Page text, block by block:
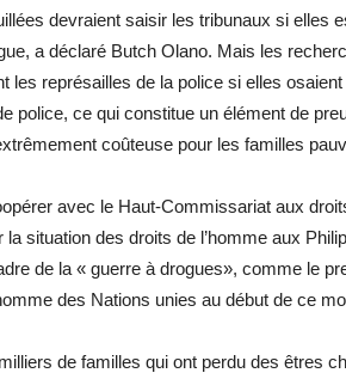
devraient saisir les tribunaux si elles
a déclaré Butch Olano. Mais les
les représailles de la police si elles osaient
police, ce qui constitue un élément de
coûteuse pour les familles
avec le Haut-Commissariat aux
situation des droits de l’homme aux
de la « guerre à drogues», comme le
des Nations unies au début de ce
de familles qui ont perdu des êtres